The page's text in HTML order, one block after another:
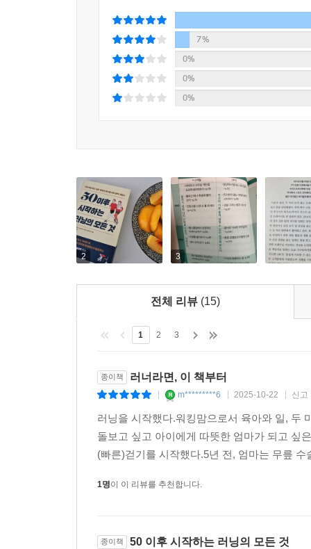
7%
0%
0%
0%
2 3
전체 리뷰 (15)
1 2 3
종이책 러너라면, 이 책부터
m*********6 2025-10-22 신고
러닝을 시작했다.워킹맘으로서 육아와 일, 두
돌보고 싶고 아이에게 따뜻한 엄마가 되고 싶
(빠른)걷기를 시작했다.5년 전, 엄마는 무릎
1명이 이 리뷰를 추천합니다.
종이책 50 이후 시작하는 러닝의 모든 것